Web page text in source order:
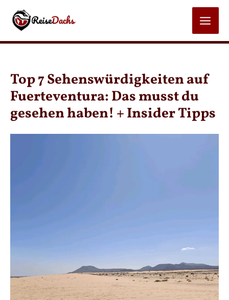
Inhalt
Top 7 Sehenswürdigkeiten auf
Fuerteventura: Das musst du
gesehen haben! + Insider Tipps